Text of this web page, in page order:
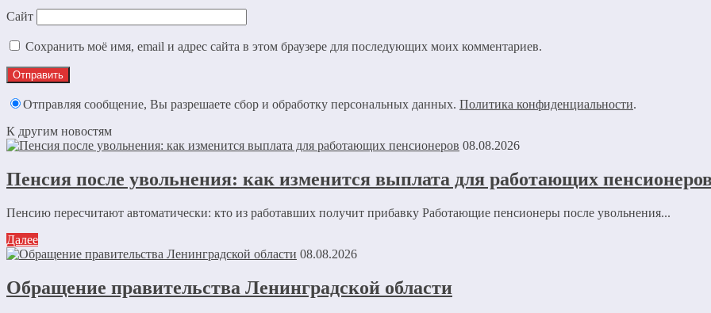
Сайт
Сохранить моё имя, email и адрес сайта в этом браузере для последующих моих комментариев.
Отправляя сообщение, Вы разрешаете сбор и обработку персональных данных. Политика конфиденциальности.
К другим новостям
08.08.2026
Пенсия после увольнения: как изменится выплата для работающих
Пенсию пересчитают автоматически: кто из работавших получит прибавку Работающие пенсионеры после увольнения...
Далее
08.08.2026
Обращение правительства Ленинградской области